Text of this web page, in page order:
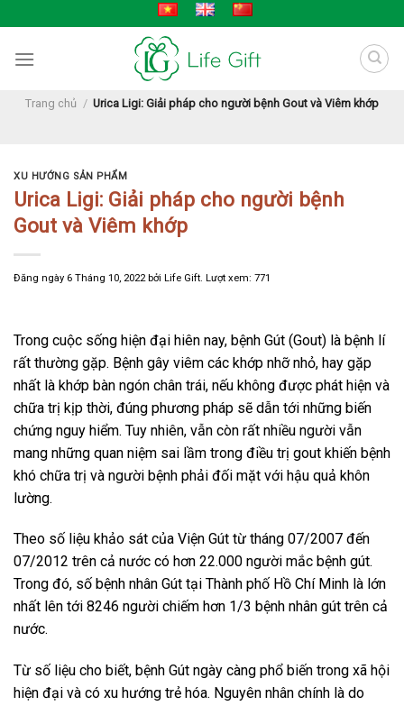
content
Trang chủ / Urica Ligi: Giải pháp cho người bệnh Gout và Viêm khớp
XU HƯỚNG SẢN PHẨM
Urica Ligi: Giải pháp cho người bệnh
Gout và Viêm khớp
Đăng ngày 6 Tháng 10, 2022 bởi Life Gift . Lượt xem: 771
Trong cuộc sống hiện đại hiên nay, bệnh Gút (Gout) là bệnh lí
rất thường gặp. Bệnh gây viêm các khớp nhỡ nhỏ, hay gặp
nhất là khớp bàn ngón chân trái, nếu không được phát hiện và
chữa trị kịp thời, đúng phương pháp sẽ dẫn tới những biến
chứng nguy hiểm. Tuy nhiên, vẫn còn rất nhiều người vẫn
mang những quan niệm sai lầm trong điều trị gout khiến bệnh
khó chữa trị và người bệnh phải đối mặt với hậu quả khôn
lường.
Theo số liệu khảo sát của Viện Gút từ tháng 07/2007 đến
07/2012 trên cả nước có hơn 22.000 người mắc bệnh gút.
Trong đó, số bệnh nhân Gút tại Thành phố Hồ Chí Minh là lớn
nhất lên tới 8246 người chiếm hơn 1/3 bệnh nhân gút trên cả
nước.
Từ số liệu cho biết, bệnh Gút ngày càng phổ biến trong xã hội
hiện đại và có xu hướng trẻ hóa. Nguyên nhân chính là do